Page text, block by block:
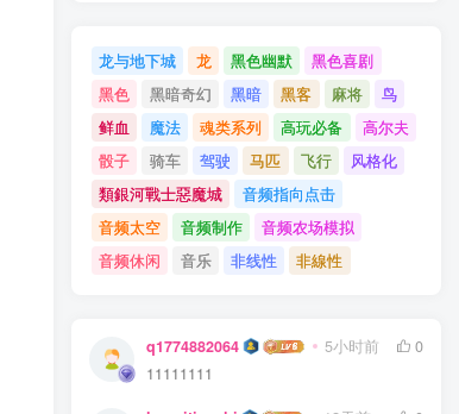
龙与地下城 龙 黑色幽默
黑色喜剧
黑色
黑暗奇幻 黑暗 黑客 麻将
鸟
鲜血
魔法 魂类系列 高玩必备
高尔夫
骰子
骑车 驾驶 马匹 飞行
风格化
類銀河戰士惡魔城
音频指向点击
音频太空
音频制作
音频农场模拟
音频休闲
音乐 非线性 非線性
q1774882064 5小时前
0
11111111